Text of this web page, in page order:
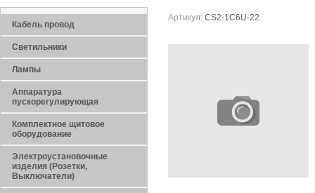
Артикул: CS2-1C6U-22
Кабель провод
Светильники
Лампы
Аппаратура
пускорегулирующая
Комплектное щитовое
оборудование
Электроустановочные
изделия (Розетки,
Выключатели)